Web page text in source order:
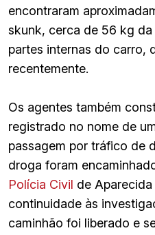
encontraram
skunk, cerca de 56 kg
partes internas do carro,
recentemente.
Os agentes também
registrado no nome de
passagem por tráfico de
droga foram
Polícia Civil de
continuidade às
caminhão foi liberado e